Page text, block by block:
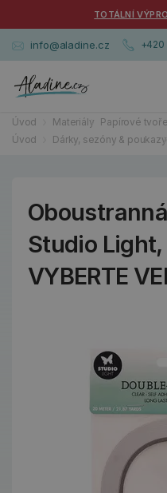
TOTÁLNÍ
info@aladine.cz +420
Úvod Materiály Papírové
Úvod
Dárky, sezóny & poukazy
Studio
VYBERTE